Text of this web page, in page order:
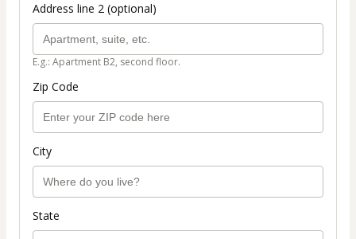
Address line 2 (optional)
E.g.: Apartment B2, second floor.
Zip Code
City
State